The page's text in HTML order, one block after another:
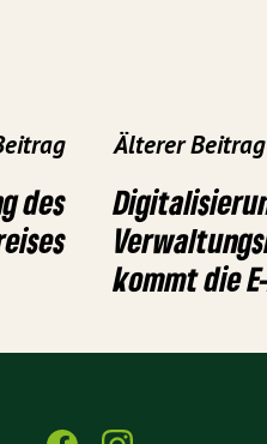
des
Älterer Beitrag
kommt die